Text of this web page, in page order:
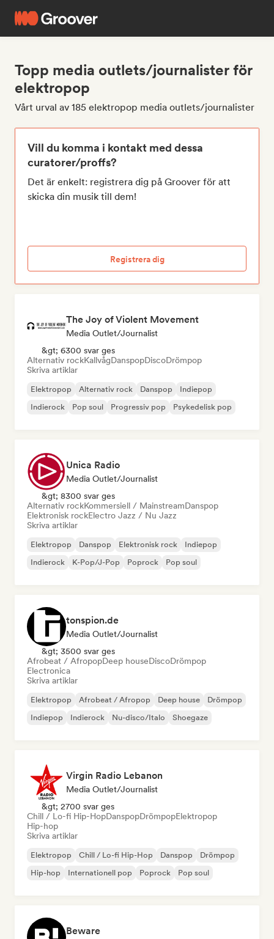
Topp media outlets/journalister för
elektropop
Vårt urval av 185 elektropop media outlets/journalister
Vill du komma i kontakt med dessa
curatorer/proffs?
Det är enkelt: registrera dig på Groover för att
skicka din musik till dem!
Registrera dig
The Joy of Violent Movement
Media Outlet/Journalist
&gt; 6300 svar ges
Alternativ rockKallvågDanspopDiscoDrömpop
Skriva artiklar
Elektropop Alternativ rock Danspop
Indiepop
Indierock
Pop soul Progressiv pop Psykedelisk pop
Unica Radio
Media Outlet/Journalist
&gt; 8300 svar ges
Alternativ rockKommersiell / MainstreamDanspop
Elektronisk rockElectro Jazz / Nu Jazz
Skriva artiklar
Elektropop Danspop Elektronisk rock
Indiepop
Indierock
K-Pop/J-Pop Poprock Pop soul
tonspion.de
Media Outlet/Journalist
&gt; 3500 svar ges
Afrobeat / AfropopDeep houseDiscoDrömpop
Electronica
Skriva artiklar
Elektropop Afrobeat / Afropop Deep house
Drömpop
Indiepop
Indierock Nu-disco/Italo Shoegaze
Virgin Radio Lebanon
Media Outlet/Journalist
&gt; 2700 svar ges
Chill / Lo-fi Hip-HopDanspopDrömpopElektropop
Hip-hop
Skriva artiklar
Elektropop Chill / Lo-fi Hip-Hop Danspop
Drömpop
Hip-hop
Internationell pop Poprock Pop soul
Beware